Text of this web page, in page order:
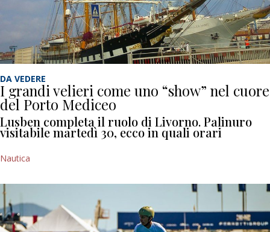
DA VEDERE
I grandi velieri come uno “show” nel cuore
del Porto Mediceo
Lusben completa il ruolo di Livorno. Palinuro
visitabile martedì 30, ecco in quali orari
Nautica